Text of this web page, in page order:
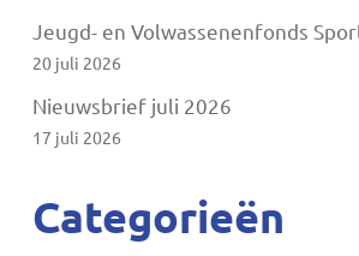
Jeugd- en Volwassenenfonds
20 juli 2026
Nieuwsbrief juli 2026
17 juli 2026
Categorieën